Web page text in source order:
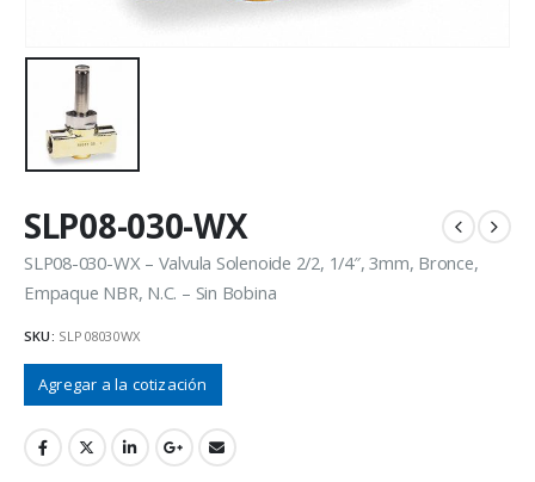
SLP08-030-WX
SLP08-030-WX – Valvula Solenoide 2/2, 1/4″, 3mm, Bronce,
Empaque NBR, N.C. – Sin Bobina
SKU: SLP08030WX
Agregar a la cotización